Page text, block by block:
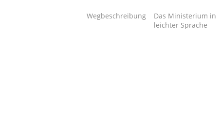
Wegbeschreibung
Das Ministerium in
leichter Sprache